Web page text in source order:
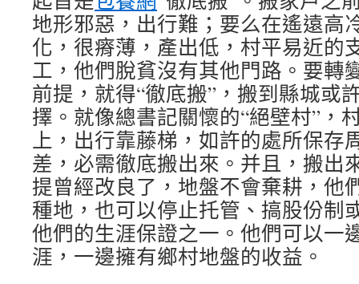
地形邪惡，出行難；要么在遙遠高
化，很瘠薄，產出低，村平易近的
工，他們脫貧沒有其他門路。要轉
前提，就得“徹底搬”，搬到縣城或
擇。就像總書記關懷的“絕壁村”，
上，出行靠藤梯，如許的處所保存
差，必需徹底搬出來。并且，搬出
提曾經改良了，地盤不會棄耕，他
種地，也可以停止托管、搞股份制
他們的生涯保證之一。他們可以一
涯，一邊擁有鄉村地盤的收益。